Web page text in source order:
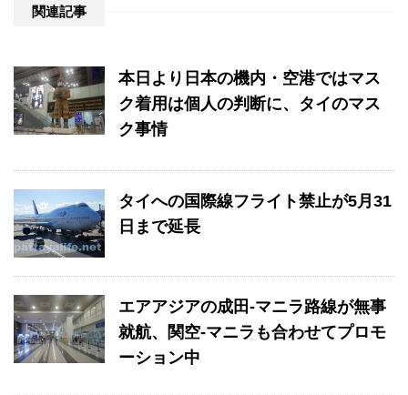
関連記事
本日より日本の機内・空港ではマス
ク着用は個人の判断に、タイのマス
ク事情
タイへの国際線フライト禁止が5月31
日まで延長
エアアジアの成田-マニラ路線が無事
就航、関空-マニラも合わせてプロモ
ーション中